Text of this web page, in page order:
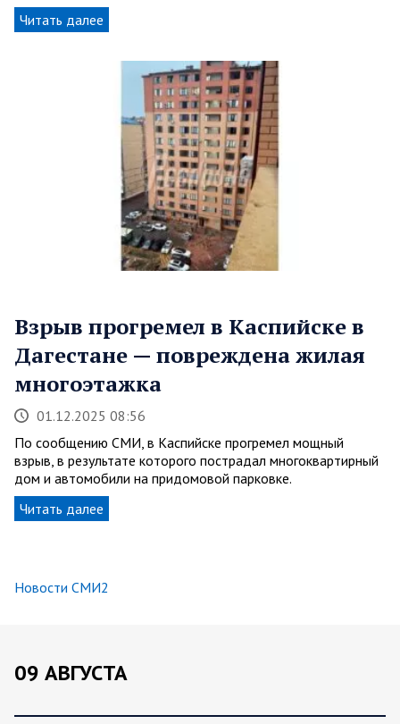
Читать далее
Взрыв прогремел в Каспийске в
Дагестане — повреждена жилая
многоэтажка
01.12.2025 08:56
По сообщению СМИ, в Каспийске прогремел мощный
взрыв, в результате которого пострадал многоквартирный
дом и автомобили на придомовой парковке.
Читать далее
Новости СМИ2
09 АВГУСТА